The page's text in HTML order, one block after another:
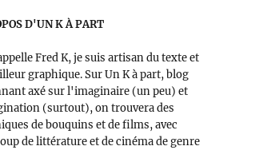
D'UN K À PART
Fred K, je suis artisan du texte et
graphique. Sur Un K à part, blog
axé sur l'imaginaire (un peu) et
(surtout), on trouvera des
de bouquins et de films, avec
de littérature et de cinéma de genre